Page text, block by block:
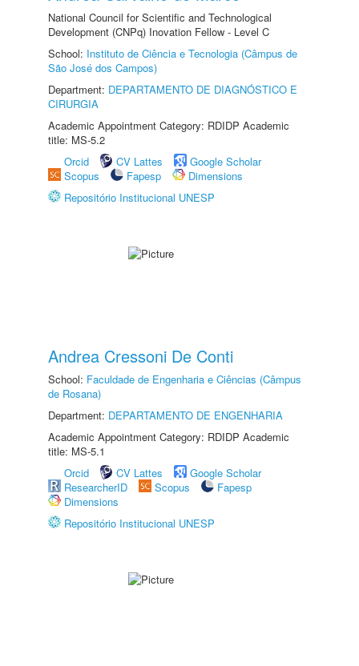
National Council for Scientific and Technological
Development (CNPq) Inovation Fellow - Level C
School: Instituto de Ciência e Tecnologia (Câmpus de
São José dos Campos)
Department: DEPARTAMENTO DE DIAGNÓSTICO E
CIRURGIA
Academic Appointment Category: RDIDP Academic
title: MS-5.2
Orcid
CV Lattes
Google Scholar
Scopus
Fapesp
Dimensions
Repositório Institucional UNESP
Andrea Cressoni De Conti
School: Faculdade de Engenharia e Ciências (Câmpus
de Rosana)
Department: DEPARTAMENTO DE ENGENHARIA
Academic Appointment Category: RDIDP Academic
title: MS-5.1
Orcid
CV Lattes
Google Scholar
ResearcherID
Scopus
Fapesp
Dimensions
Repositório Institucional UNESP